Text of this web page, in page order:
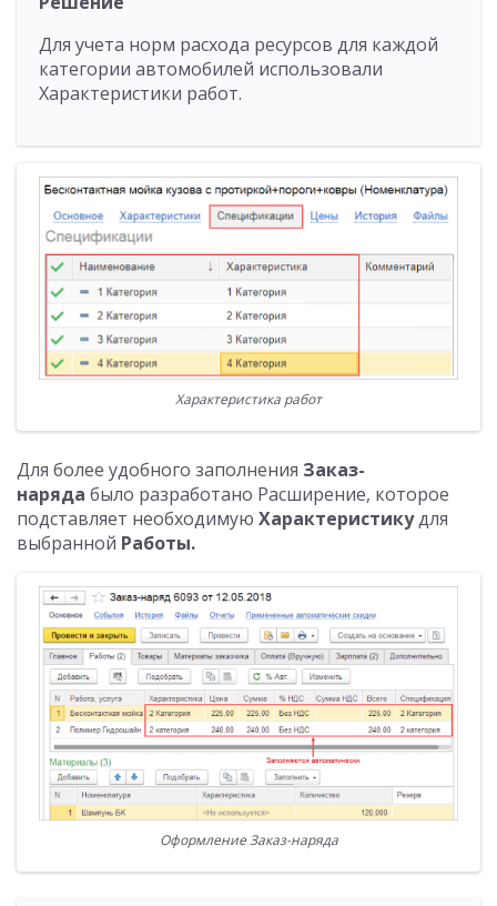
Для учета норм расхода ресурсов для каждой
категории автомобилей использовали
Характеристики работ.
Характеристика работ
Для более удобного заполнения Заказ-
наряда было разработано Расширение, которое
подставляет необходимую Характеристикудля
выбранной Работы.
Оформление Заказ-наряда